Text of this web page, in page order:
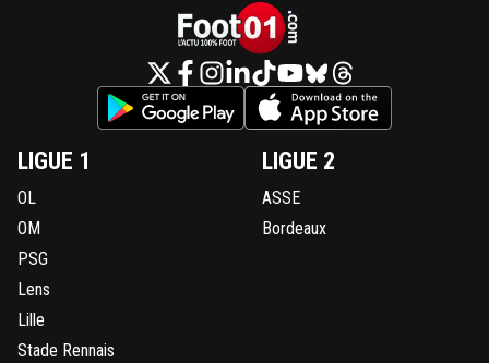
LIGUE 1
OL
OM
PSG
Lens
Lille
Stade Rennais
LIGUE 2
ASSE
Bordeaux